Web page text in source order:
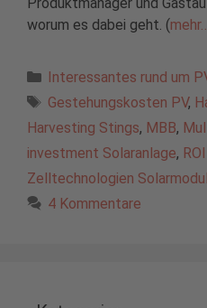
Produktmanager und
worum es dabei geht. (
Kategorien
Interessantes rund um
Schlagwörter
Gestehungskosten PV,
Harvesting Stings, MBB,
investment Solaranlage,
Zelltechnologien
4 Kommentare